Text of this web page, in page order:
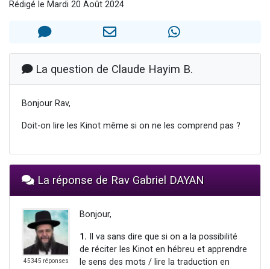
Il reste 49 places pour étudier en groupe sur Zoom
12 nouvelles musiques dans Torah-Box Music
2 personnes viennent de nous rejoindre sur WhatsApp
Rédigé le Mardi 20 Août 2024
La question de Claude Hayim B.
Bonjour Rav,
Doit-on lire les Kinot même si on ne les comprend pas ?
La réponse de Rav Gabriel DAYAN
45345 réponses
Bonjour,
1. Il va sans dire que si on a la possibilité
de réciter les Kinot en hébreu et apprendre
le sens des mots / lire la traduction en